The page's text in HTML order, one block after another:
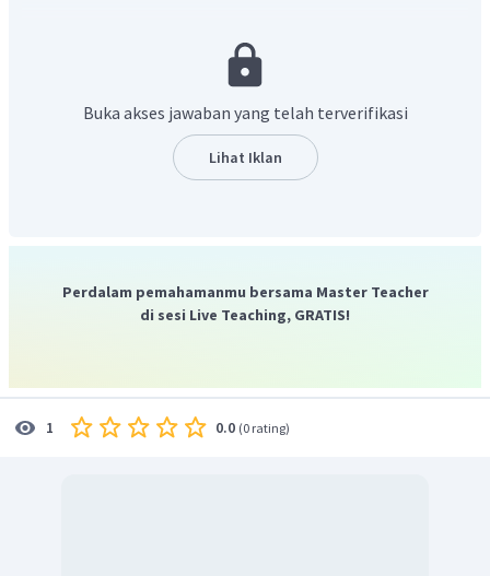
Ibu Aladin : "Tenang, Aladin, lbu akan
membawa permata­ permata kepunyaan Aladin”.
Penyihir itu kemudian menyalakan api
dengan kayu bakar dan mulai mengucapkan mantera”.
dan muncul seorang raksasa peri lampu”.
dengan membawa serta putriku," balas sangraja”.
depan rumahnya
Buka akses jawaban yang telah terverifikasi
Lihat Iklan
Perdalam pemahamanmu bersama Master Teacher
di sesi Live Teaching, GRATIS!
1 0.0 (0 rating)